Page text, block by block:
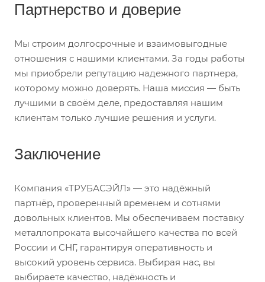
Партнерство и доверие
Мы строим долгосрочные и взаимовыгодные
отношения с нашими клиентами. За годы работы
мы приобрели репутацию надежного партнера,
которому можно доверять. Наша миссия — быть
лучшими в своём деле, предоставляя нашим
клиентам только лучшие решения и услуги.
Заключение
Компания «ТРУБАСЭЙЛ» — это надёжный
партнёр, проверенный временем и сотнями
довольных клиентов. Мы обеспечиваем поставку
металлопроката высочайшего качества по всей
России и СНГ, гарантируя оперативность и
высокий уровень сервиса. Выбирая нас, вы
выбираете качество, надёжность и